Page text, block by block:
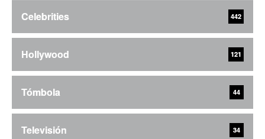
Celebrities 442
Hollywood 121
Tómbola 44
Televisión 34